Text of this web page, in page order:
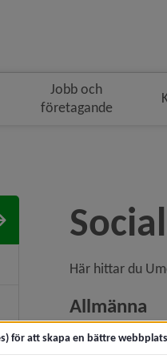
Jobb och
företagande
brödsmulenavigeringen
Här hittar du
Allmänna
Lista på
för att skapa en bättre